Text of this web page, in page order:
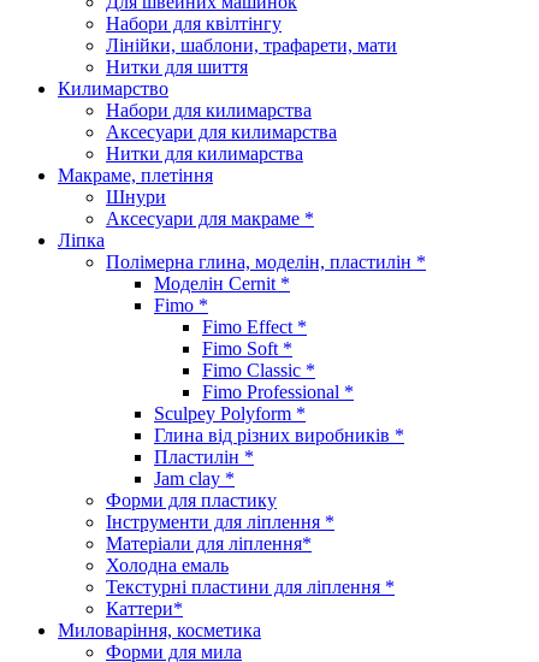
Набори для квілтінгу
Лінійки, шаблони, трафарети, мати
Нитки для шиття
Килимарство
Набори для килимарства
Аксесуари для килимарства
Нитки для килимарства
Макраме, плетіння
Шнури
Аксесуари для макраме *
Ліпка
Полімерна глина, моделін, пластилін *
Моделін Cernit *
Fimo *
Fimo Effect *
Fimo Soft *
Fimo Classic *
Fimo Professional *
Sculpey Polyform *
Глина від різних виробників *
Пластилін *
Jam clay *
Форми для пластику
Інструменти для ліплення *
Матеріали для ліплення*
Холодна емаль
Текстурні пластини для ліплення *
Каттери*
Миловаріння, косметика
Форми для мила